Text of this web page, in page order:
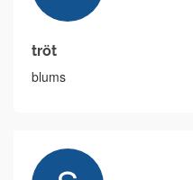
tröt
blums